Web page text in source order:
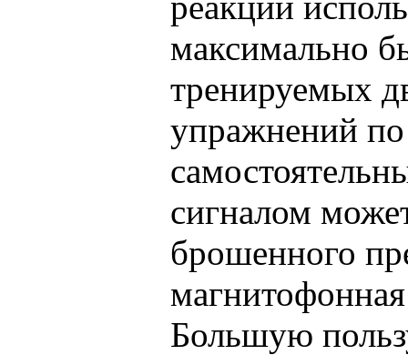
максимально
тренируемых
упражнений
сигналом
брошенного
Большую